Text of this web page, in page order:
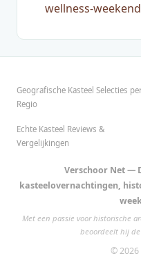
wellness-weekend
Geografische Kasteel Selecties
Regio
Echte Kasteel Reviews &
Vergelijkingen
Verschoor Net —
kasteelovernachtingen,
Met een passie voor historische
beoordeelt hij
© 2026